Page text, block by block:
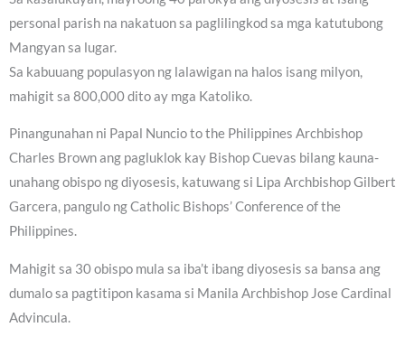
personal parish na nakatuon sa paglilingkod sa mga katutubong
Mangyan sa lugar.
Sa kabuuang populasyon ng lalawigan na halos isang milyon,
mahigit sa 800,000 dito ay mga Katoliko.
Pinangunahan ni Papal Nuncio to the Philippines Archbishop
Charles Brown ang pagluklok kay Bishop Cuevas bilang kauna-
unahang obispo ng diyosesis, katuwang si Lipa Archbishop Gilbert
Garcera, pangulo ng Catholic Bishops’ Conference of the
Philippines.
Mahigit sa 30 obispo mula sa iba’t ibang diyosesis sa bansa ang
dumalo sa pagtitipon kasama si Manila Archbishop Jose Cardinal
Advincula.